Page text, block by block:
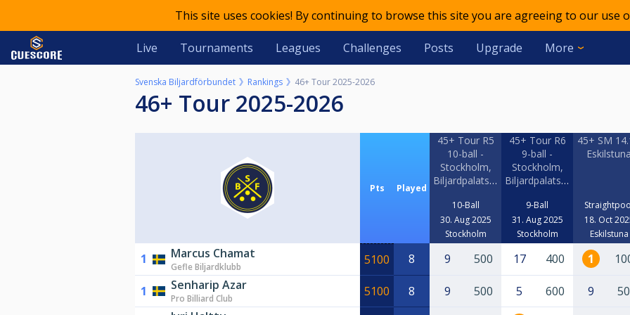
This site uses cookies! By continuing to browse this site you are agreeing to our use
Live Tournaments Leagues Challenges Posts Upgrade More
Svenska Biljardförbundet Rankings 46+ Tour 2025-2026
46+ Tour 2025-2026
Pts Played
45+ Tour R5
10-ball -
Stockholm,
Biljardpalatset
10-Ball
30. Aug 2025
Stockholm
45+ Tour R6
9-ball -
Stockholm,
Biljardpalatset
9-Ball
31. Aug 2025
Stockholm
45+ SM
Eskilstuna
18. Oct
Eskilstuna
1 Marcus Chamat
Gefle Biljardklubb 5100 8 9 500 17 400 1
1 Senharip Azar
Pro Billiard Club 5100 8 9 500 5 600 9